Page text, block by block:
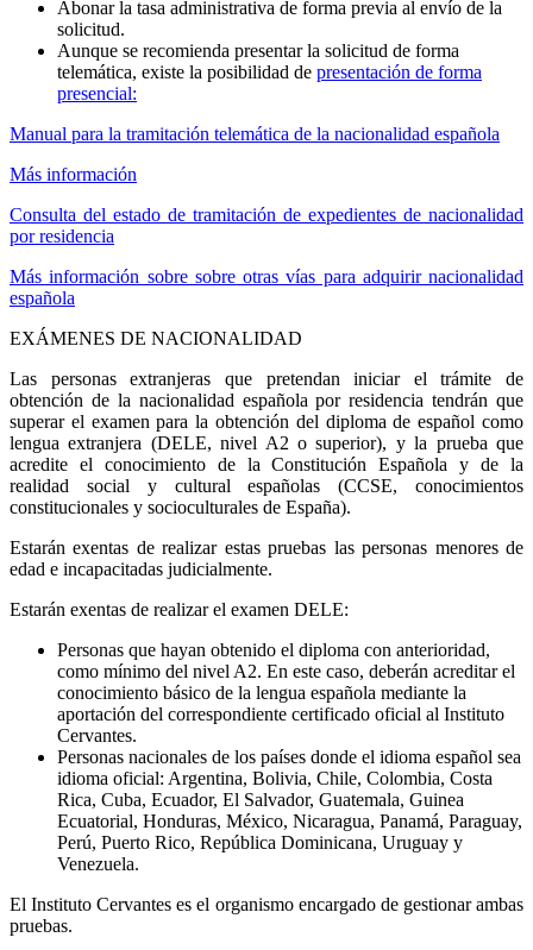
Abonar la tasa administrativa de forma previa al envío de la
solicitud.
Aunque se recomienda presentar la solicitud de forma
telemática, existe la posibilidad de presentación de forma
presencial:
Manual para la tramitación telemática de la nacionalidad española
Más información
Consulta del estado de tramitación de expedientes de nacionalidad
por residencia
Más información sobre sobre otras vías para adquirir nacionalidad
española
EXÁMENES DE NACIONALIDAD
Las personas extranjeras que pretendan iniciar el trámite de
obtención de la nacionalidad española por residencia tendrán que
superar el examen para la obtención del diploma de español como
lengua extranjera (DELE, nivel A2 o superior), y la prueba que
acredite el conocimiento de la Constitución Española y de la
realidad social y cultural españolas (CCSE, conocimientos
constitucionales y socioculturales de España).
Estarán exentas de realizar estas pruebas las personas menores de
edad e incapacitadas judicialmente.
Estarán exentas de realizar el examen DELE:
Personas que hayan obtenido el diploma con anterioridad,
como mínimo del nivel A2. En este caso, deberán acreditar el
conocimiento básico de la lengua española mediante la
aportación del correspondiente certificado oficial al Instituto
Cervantes.
Personas nacionales de los países donde el idioma español sea
idioma oficial: Argentina, Bolivia, Chile, Colombia, Costa
Rica, Cuba, Ecuador, El Salvador, Guatemala, Guinea
Ecuatorial, Honduras, México, Nicaragua, Panamá, Paraguay,
Perú, Puerto Rico, República Dominicana, Uruguay y
Venezuela.
El Instituto Cervantes es el organismo encargado de gestionar ambas
pruebas.